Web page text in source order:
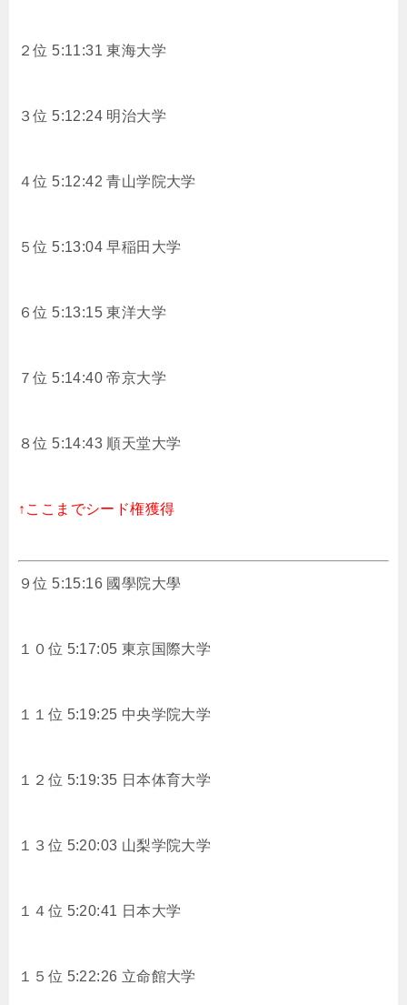
２位 5:11:31 東海大学
３位 5:12:24 明治大学
４位 5:12:42 青山学院大学
５位 5:13:04 早稲田大学
６位 5:13:15 東洋大学
７位 5:14:40 帝京大学
８位 5:14:43 順天堂大学
↑ここまでシード権獲得
９位 5:15:16 國學院大學
１０位 5:17:05 東京国際大学
１１位 5:19:25 中央学院大学
１２位 5:19:35 日本体育大学
１３位 5:20:03 山梨学院大学
１４位 5:20:41 日本大学
１５位 5:22:26 立命館大学